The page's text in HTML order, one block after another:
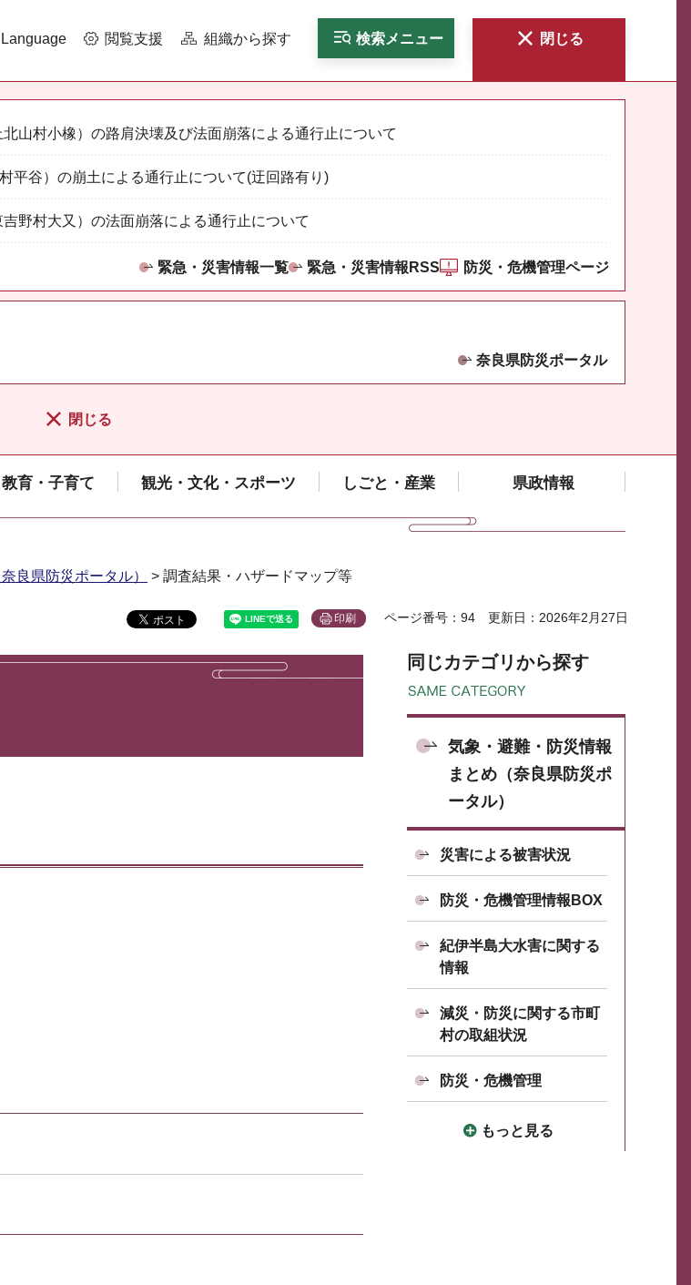
Language 閲覧支援 組織から探す 検索メニュー 閉じる
山村小橡）の路肩決壊及び法面崩落による通行止について
平谷）の崩土による通行止について(迂回路有り)
野村大又）の法面崩落による通行止について
緊急・災害情報一覧 緊急・災害情報RSS 防災・危機管理ページ
奈良県防災ポータル
閉じる
教育・子育て 観光・文化・スポーツ しごと・産業 県政情報
良県防災ポータル） > 調査結果・ハザードマップ等
印刷 ページ番号：94 更新日：2026年2月27日
同じカテゴリから探す
気象・避難・防災情報
まとめ（奈良県防災ポ
ータル）
災害による被害状況
防災・危機管理情報BOX
紀伊半島大水害に関する
情報
減災・防災に関する市町
村の取組状況
防災・危機管理
もっと見る